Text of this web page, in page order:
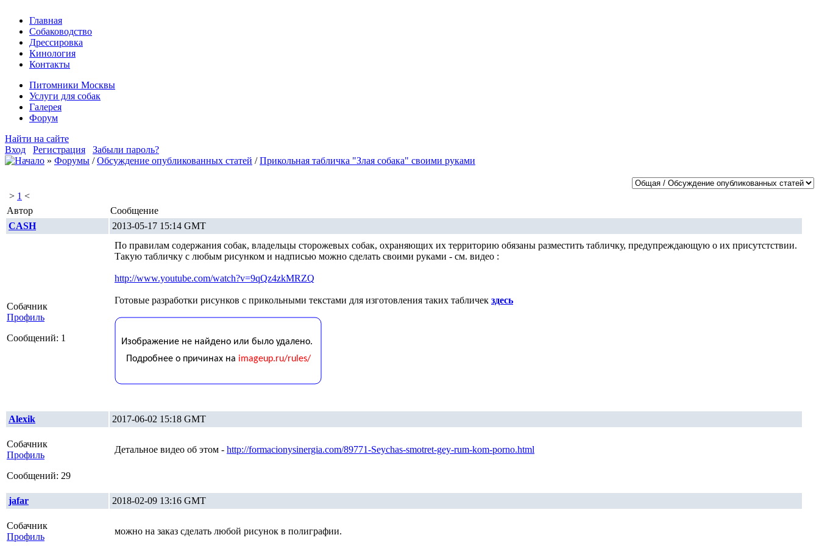
Главная
Собаководство
Дрессировка
Кинология
Контакты
Питомники Москвы
Услуги для собак
Галерея
Форум
Найти на сайте
Вход
Регистрация
Забыли пароль?
» Форумы /Обсуждение опубликованных статей /Прикольная табличка "Злая собака" своими руками
> 1 <
Автор
Сообщение
CASH
2013-05-17 15:14 GMT
Собачник
Профиль
Сообщений: 1
По правилам содержания собак, владельцы сторожевых собак, охраняющих их территорию обязаны разместить табличку, предупреждающую о их присутстствии.
Такую табличку с любым рисунком и надписью можно сделать своими руками - см. видео :
http://www.youtube.com/watch?v=9qQz4zkMRZQ
Готовые разработки рисунков с прикольными текстами для изготовления таких табличек здесь
Alexik 2017-06-02 15:18 GMT
Собачник
Профиль
Сообщений: 29
Детальное видео об этом - http://formacionysinergia.com/89771-Seychas-smotret-gey-rum-kom-porno.html
jafar 2018-02-09 13:16 GMT
Собачник
Профиль
можно на заказ сделать любой рисунок в полиграфии.